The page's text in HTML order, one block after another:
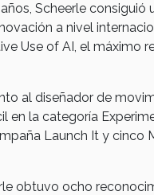
Scheerle
a nivel
Use of AI, el máximo
al diseñador de
en la categoría
Launch It y cinco
obtuvo ocho